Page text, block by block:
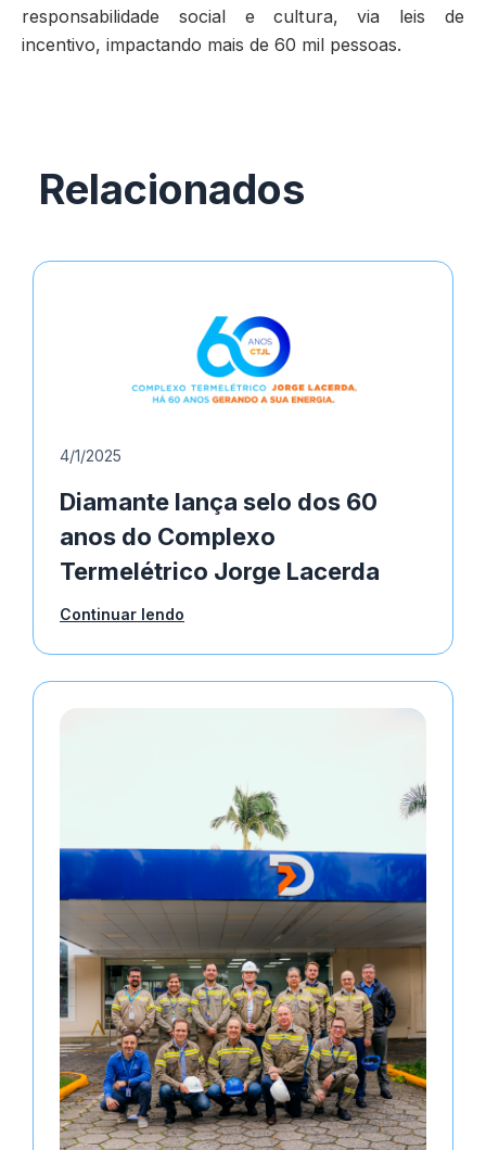
responsabilidade social e cultura, via leis de
incentivo, impactando mais de 60 mil pessoas.
Relacionados
4/1/2025
Diamante lança selo dos 60
anos do Complexo
Termelétrico Jorge Lacerda
Continuar lendo